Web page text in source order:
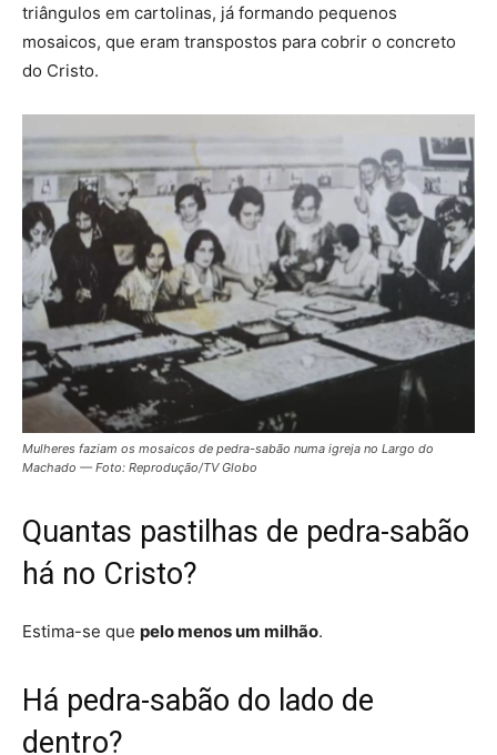
triângulos em cartolinas, já formando pequenos
mosaicos, que eram transpostos para cobrir o concreto
do Cristo.
Mulheres faziam os mosaicos de pedra-sabão numa igreja no Largo do
Machado — Foto: Reprodução/TV Globo
Quantas pastilhas de pedra-sabão
há no Cristo?
Estima-se que pelo menos um milhão.
Há pedra-sabão do lado de
dentro?